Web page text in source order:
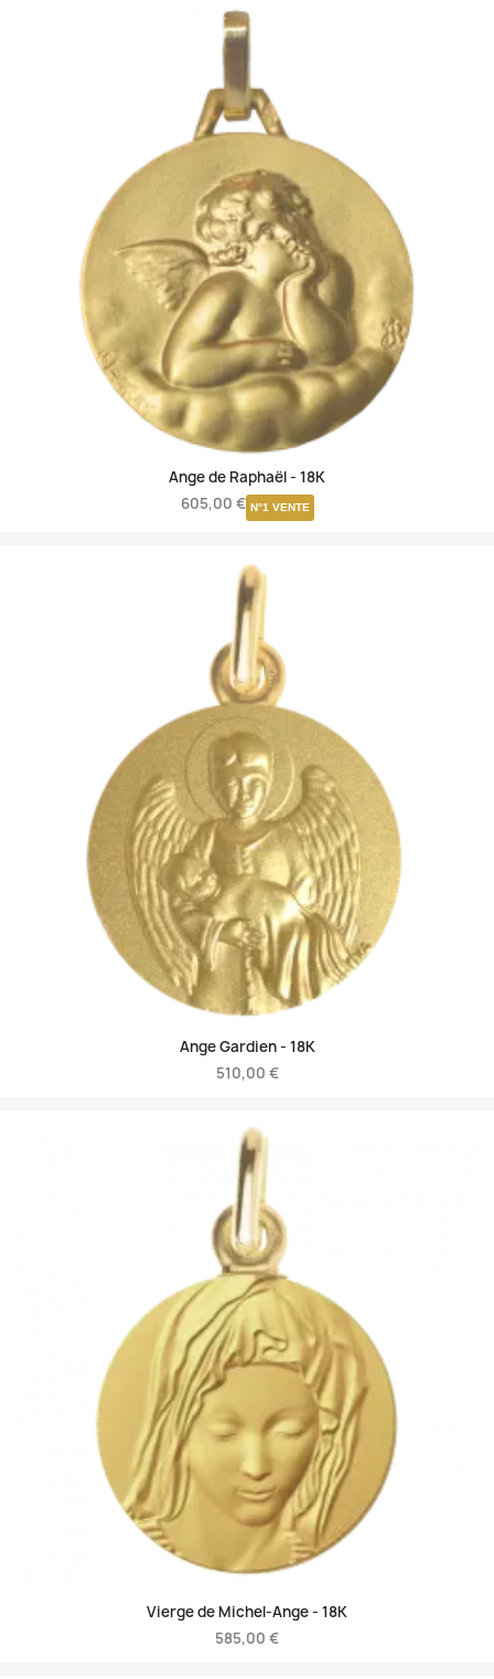
Ange de Raphaël - 18K
605,00 € N°1 VENTE
Ange Gardien - 18K
510,00 €
Vierge de Michel-Ange - 18K
585,00 €